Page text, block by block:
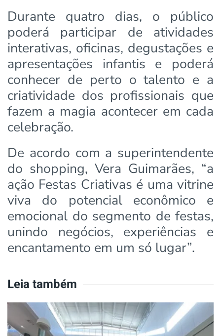
Durante quatro dias, o público
poderá participar de atividades
interativas, oficinas, degustações e
apresentações infantis e poderá
conhecer de perto o talento e a
criatividade dos profissionais que
fazem a magia acontecer em cada
celebração.
De acordo com a superintendente
do shopping, Vera Guimarães, “a
ação Festas Criativas é uma vitrine
viva do potencial econômico e
emocional do segmento de festas,
unindo negócios, experiências e
encantamento em um só lugar”.
Leia também